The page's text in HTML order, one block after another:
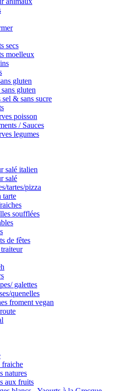
secs
moelleux
gluten
gluten
sel & sans sucre
poisson
/ Sauces
legumes
salé italien
salé
tartes/pizza
tarte
soufflées
de fêtes
galettes
quenelles
froment vegan
fraiche
natures
aux fruits